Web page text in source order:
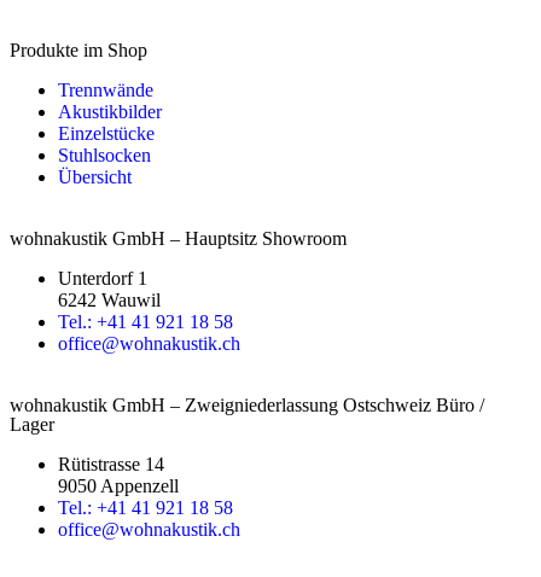
Produkte im Shop
Trennwände
Akustikbilder
Einzelstücke
Stuhlsocken
Übersicht
wohnakustik GmbH – Hauptsitz Showroom
Unterdorf 1
6242 Wauwil
Tel.: +41 41 921 18 58
office@wohnakustik.ch
wohnakustik GmbH – Zweigniederlassung Ostschweiz Büro /
Lager
Rütistrasse 14
9050 Appenzell
Tel.: +41 41 921 18 58
office@wohnakustik.ch